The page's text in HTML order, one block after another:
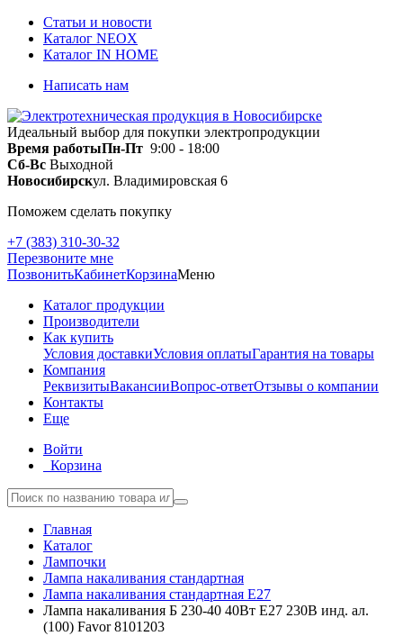
Статьи и новости
Каталог NEOX
Каталог IN HOME
Написать нам
Идеальный выбор для покупки электропродукции
Время работыПн-Пт 9:00 - 18:00
Сб-Вс Выходной
Новосибирскул. Владимировская 6
Поможем сделать покупку
+7 (383) 310-30-32
Перезвоните мне
ПозвонитьКабинетКорзинаМеню
Каталог продукции
Производители
Как купить
Условия доставкиУсловия оплатыГарантия на товары
Компания
РеквизитыВакансииВопрос-ответОтзывы о компании
Контакты
Еще
Войти
Корзина
Главная
Каталог
Лампочки
Лампа накаливания стандартная
Лампа накаливания стандартная E27
Лампа накаливания Б 230-40 40Вт E27 230В инд. ал.
(100) Favor 8101203